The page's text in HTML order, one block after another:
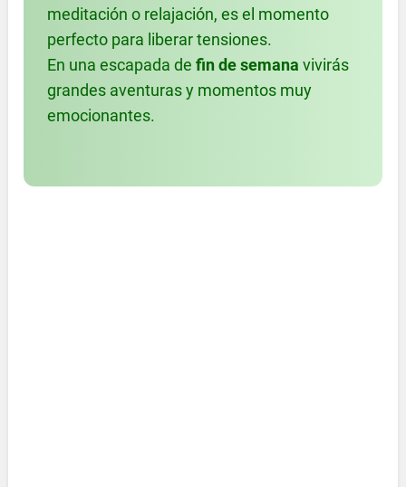
meditación o relajación, es el momento
perfecto para liberar tensiones.
En una escapada defin de semana vivirás
grandes aventuras y momentos muy
emocionantes.